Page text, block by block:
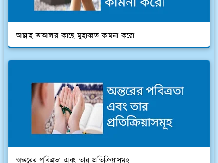
আল্লাহ তাআলার কাছে মুহাব্বত কামনা করো
অন্তরের পবিত্রতা এবং তার প্রতিক্রিয়াসমূহ